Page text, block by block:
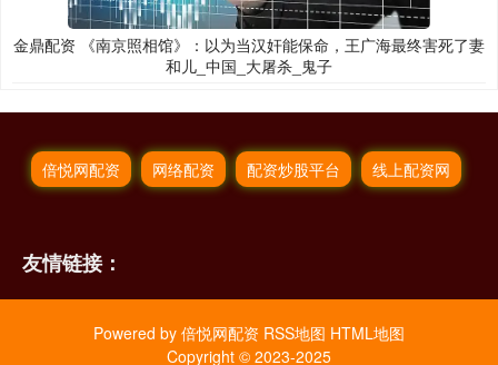
金鼎配资 《南京照相馆》：以为当汉奸能保命，王广海最终害死了妻
和儿_中国_大屠杀_鬼子
倍悦网配资 网络配资 配资炒股平台 线上配资网
友情链接：
Powered by 倍悦网配资 RSS地图 HTML地图
Copyright © 2023-2025